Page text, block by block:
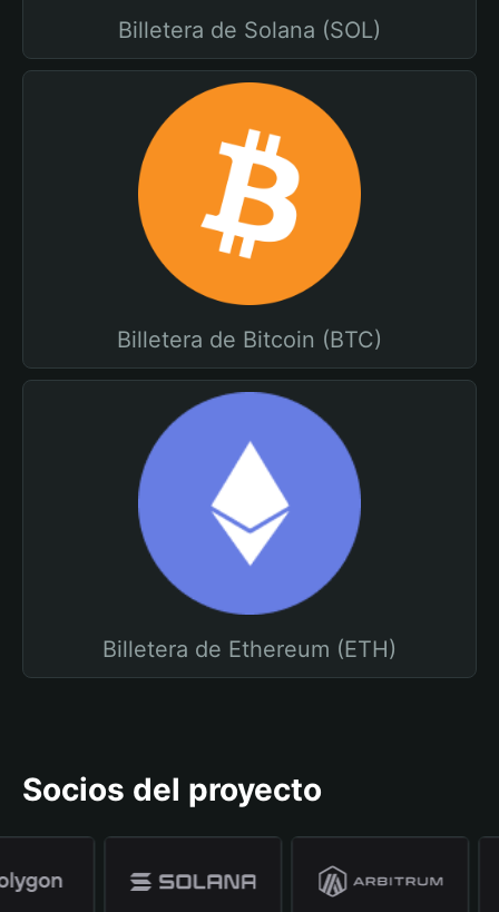
Billetera de Solana (SOL)
Billetera de Bitcoin (BTC)
Billetera de Ethereum (ETH)
Socios del proyecto